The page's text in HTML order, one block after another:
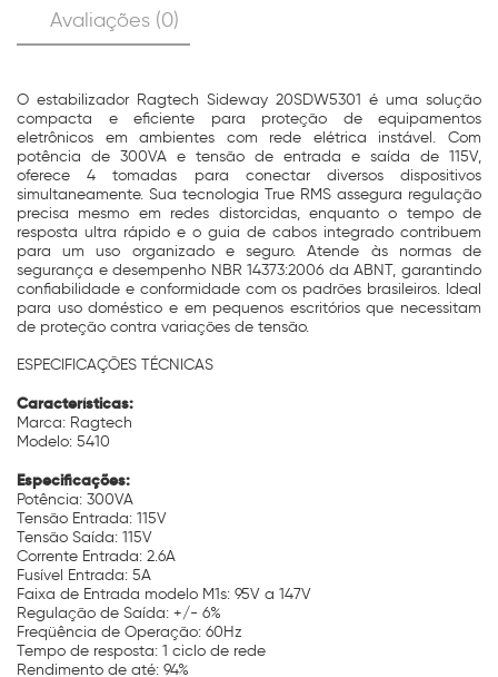
Avaliações (0)
O estabilizador Ragtech Sideway 20SDW5301 é uma solução
compacta e eficiente para proteção de equipamentos
eletrônicos em ambientes com rede elétrica instável. Com
potência de 300VA e tensão de entrada e saída de 115V,
oferece 4 tomadas para conectar diversos dispositivos
simultaneamente. Sua tecnologia True RMS assegura regulação
precisa mesmo em redes distorcidas, enquanto o tempo de
resposta ultra rápido e o guia de cabos integrado contribuem
para um uso organizado e seguro. Atende às normas de
segurança e desempenho NBR 14373:2006 da ABNT, garantindo
confiabilidade e conformidade com os padrões brasileiros. Ideal
para uso doméstico e em pequenos escritórios que necessitam
de proteção contra variações de tensão.
ESPECIFICAÇÕES TÉCNICAS
Características:
Marca: Ragtech
Modelo: 5410
Especificações:
Potência: 300VA
Tensão Entrada: 115V
Tensão Saída: 115V
Corrente Entrada: 2.6A
Fusível Entrada: 5A
Faixa de Entrada modelo M1s: 95V a 147V
Regulação de Saída: +/- 6%
Freqüência de Operação: 60Hz
Tempo de resposta: 1 ciclo de rede
Rendimento de até: 94%